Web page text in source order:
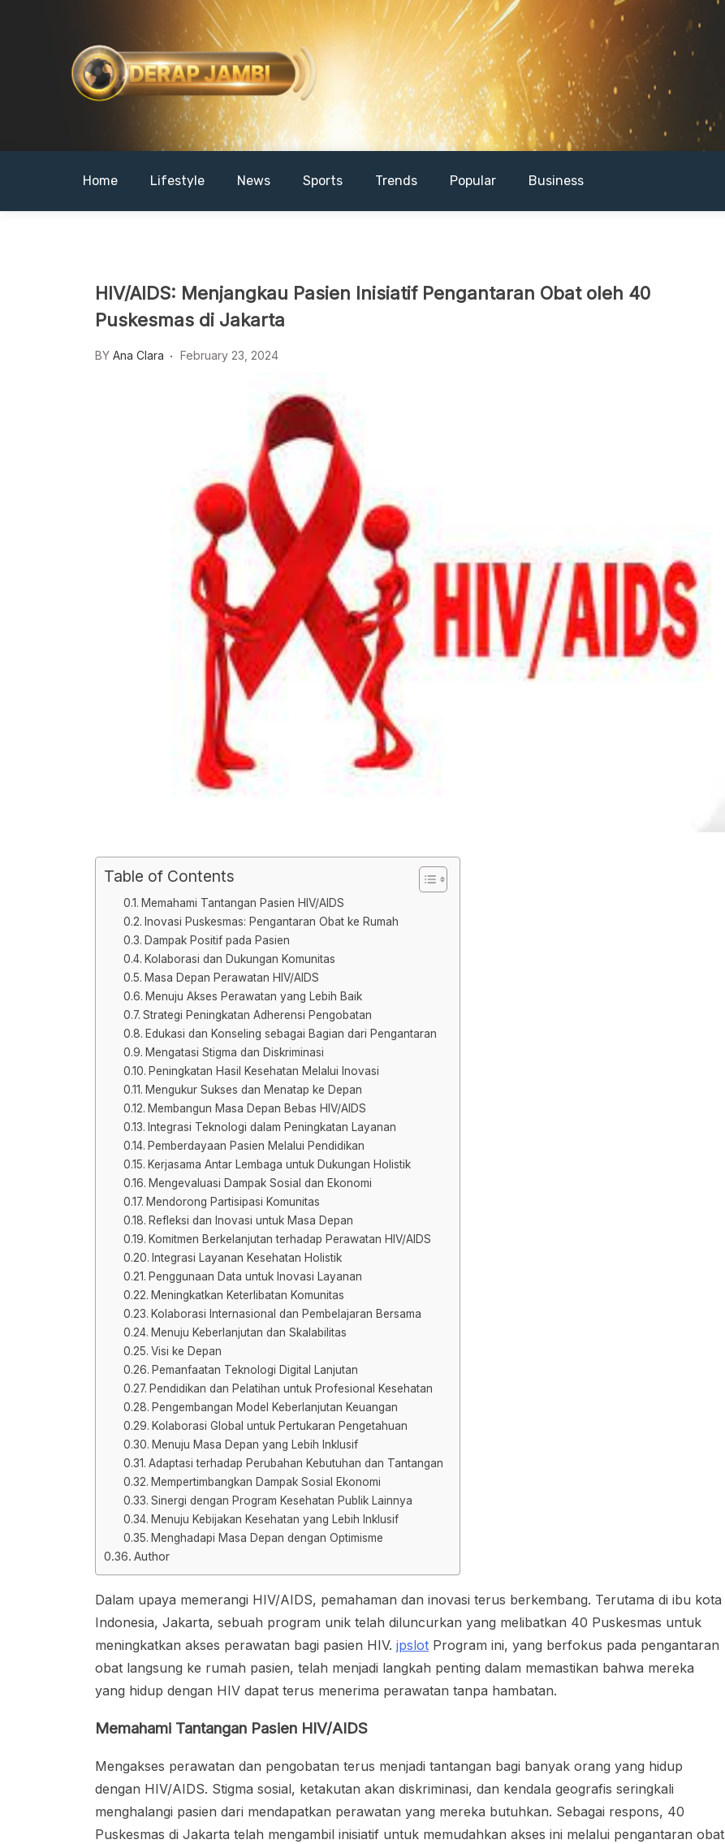
DERAPJAMBI
Home Lifestyle News Sports Trends Popular Business
HIV/AIDS: Menjangkau Pasien Inisiatif Pengantaran Obat oleh 40
Puskesmas di Jakarta
BY Ana Clara February 23, 2024
Table of Contents
Memahami Tantangan Pasien HIV/AIDS
Inovasi Puskesmas: Pengantaran Obat ke Rumah
Dampak Positif pada Pasien
Kolaborasi dan Dukungan Komunitas
Masa Depan Perawatan HIV/AIDS
Menuju Akses Perawatan yang Lebih Baik
Strategi Peningkatan Adherensi Pengobatan
Edukasi dan Konseling sebagai Bagian dari Pengantaran
Mengatasi Stigma dan Diskriminasi
Peningkatan Hasil Kesehatan Melalui Inovasi
Mengukur Sukses dan Menatap ke Depan
Membangun Masa Depan Bebas HIV/AIDS
Integrasi Teknologi dalam Peningkatan Layanan
Pemberdayaan Pasien Melalui Pendidikan
Kerjasama Antar Lembaga untuk Dukungan Holistik
Mengevaluasi Dampak Sosial dan Ekonomi
Mendorong Partisipasi Komunitas
Refleksi dan Inovasi untuk Masa Depan
Komitmen Berkelanjutan terhadap Perawatan HIV/AIDS
Integrasi Layanan Kesehatan Holistik
Penggunaan Data untuk Inovasi Layanan
Meningkatkan Keterlibatan Komunitas
Kolaborasi Internasional dan Pembelajaran Bersama
Menuju Keberlanjutan dan Skalabilitas
Visi ke Depan
Pemanfaatan Teknologi Digital Lanjutan
Pendidikan dan Pelatihan untuk Profesional Kesehatan
Pengembangan Model Keberlanjutan Keuangan
Kolaborasi Global untuk Pertukaran Pengetahuan
Menuju Masa Depan yang Lebih Inklusif
Adaptasi terhadap Perubahan Kebutuhan dan Tantangan
Mempertimbangkan Dampak Sosial Ekonomi
Sinergi dengan Program Kesehatan Publik Lainnya
Menuju Kebijakan Kesehatan yang Lebih Inklusif
Menghadapi Masa Depan dengan Optimisme
Author
Dalam upaya memerangi HIV/AIDS, pemahaman dan inovasi terus berkembang. Terutama di ibu kota
Indonesia, Jakarta, sebuah program unik telah diluncurkan yang melibatkan 40 Puskesmas untuk
meningkatkan akses perawatan bagi pasien HIV. jpslot Program ini, yang berfokus pada pengantaran
obat langsung ke rumah pasien, telah menjadi langkah penting dalam memastikan bahwa mereka
yang hidup dengan HIV dapat terus menerima perawatan tanpa hambatan.
Memahami Tantangan Pasien HIV/AIDS
Mengakses perawatan dan pengobatan terus menjadi tantangan bagi banyak orang yang hidup
dengan HIV/AIDS. Stigma sosial, ketakutan akan diskriminasi, dan kendala geografis seringkali
menghalangi pasien dari mendapatkan perawatan yang mereka butuhkan. Sebagai respons, 40
Puskesmas di Jakarta telah mengambil inisiatif untuk memudahkan akses ini melalui pengantaran obat